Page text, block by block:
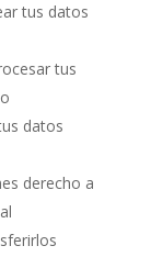
tus datos
tus
datos
derecho a